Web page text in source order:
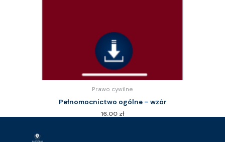
Prawo cywilne
Pełnomocnictwo ogólne – wzór
16.00 zł